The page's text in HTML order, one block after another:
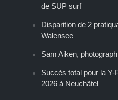
de SUP surf
Disparition de 2
Walensee
Sam Aiken,
Succès total pour la
2026 à Neuchâtel